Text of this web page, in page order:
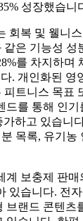
성장했습니
회복 및 웰니
은 기능성 성
를 차지하며
. 개인화된 영
피트니스 목표
드를 통해 인
하고 있습니
목록, 유기농
계 보충제 판매
있습니다. 전
브랜드 콘텐츠